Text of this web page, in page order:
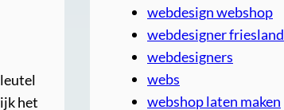
het
webdesign webshop
webdesigner friesland
webdesigners
webs
webshop laten maken